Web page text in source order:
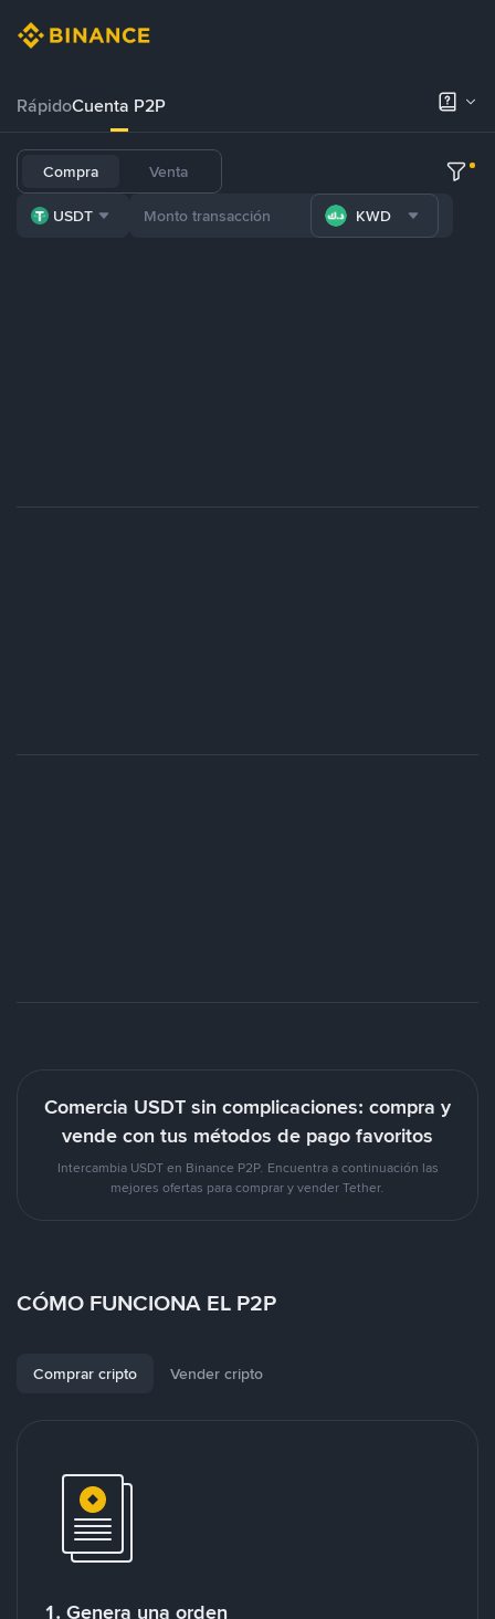
RápidoCuenta P2P
Compra Venta
USDT KWD
Comercia USDT sin complicaciones: compra y
vende con tus métodos de pago favoritos
Intercambia USDT en Binance P2P. Encuentra a continuación las
mejores ofertas para comprar y vender Tether.
CÓMO FUNCIONA EL P2P
Comprar cripto Vender cripto
1. Genera una orden